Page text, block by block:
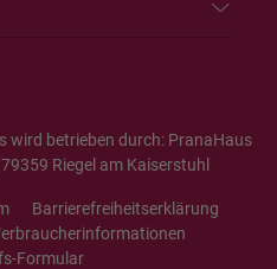
wird betrieben durch: PranaHaus
Riegel am Kaiserstuhl
Barrierefreiheitserklärung
Formular